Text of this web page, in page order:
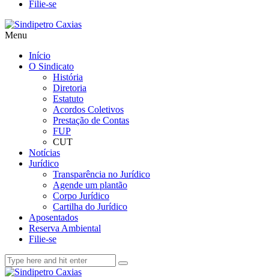
Filie-se
Menu
Início
O Sindicato
História
Diretoria
Estatuto
Acordos Coletivos
Prestação de Contas
FUP
CUT
Notícias
Jurídico
Transparência no Jurídico
Agende um plantão
Corpo Jurídico
Cartilha do Jurídico
Aposentados
Reserva Ambiental
Filie-se